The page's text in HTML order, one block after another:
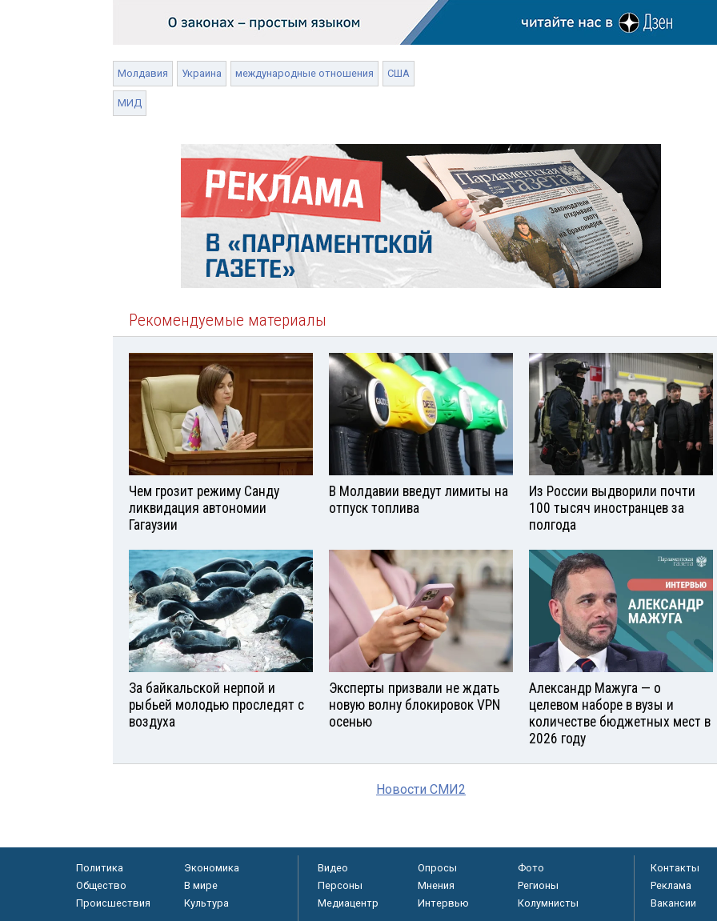
Молдавия Украина международные отношения США
МИД
Рекомендуемые материалы
Чем грозит режиму Санду
ликвидация автономии
Гагаузии
В Молдавии введут лимиты на
отпуск топлива
Из России выдворили почти
100 тысяч иностранцев за
полгода
За байкальской нерпой и
рыбьей молодью проследят с
воздуха
Эксперты призвали не ждать
новую волну блокировок VPN
осенью
Александр Мажуга — о
целевом наборе в вузы и
количестве бюджетных мест в
2026 году
Новости СМИ2
Политика
Экономика
Общество
В мире
Происшествия
Культура
Видео Опросы
Фото
Персоны
Мнения
Регионы
Медиацентр
Интервью Колумнисты
Контакты
Реклама
Вакансии